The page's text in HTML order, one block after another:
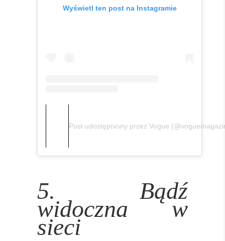
Wyświetl ten post na Instagramie
Post udostępniony przez Vogue
5. Bądź
widoczna w
sieci